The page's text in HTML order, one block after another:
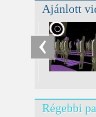
Ajánlott
Régebbi